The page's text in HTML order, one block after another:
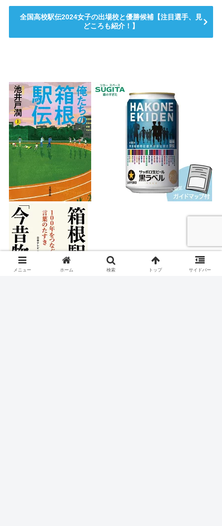
全国高校駅伝2024女子の出場校と優勝候補【注目選手、見
どころも紹介！】
メニュー ホーム 検索 トップ サイドバー